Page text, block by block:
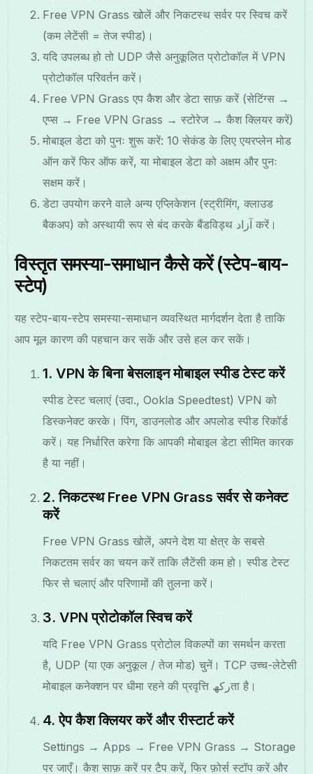
Free VPN Grass खोलें और निकटस्थ सर्वर पर स्विच करें
(कम लेटेंसी = तेज स्पीड)।
यदि उपलब्ध हो तो UDP जैसे अनुकूलित प्रोटोकॉल में VPN
प्रोटोकॉल परिवर्तन करें।
Free VPN Grass एप कैश और डेटा साफ़ करें (सेटिंग्स →
एप्स → Free VPN Grass → स्टोरेज → कैश क्लियर करें)
मोबाइल डेटा को पुनः शुरू करें: 10 सेकंड के लिए एयरप्लेन मोड
ऑन करें फिर ऑफ करें, या मोबाइल डेटा को अक्षम और पुनः
सक्षम करें।
डेटा उपयोग करने वाले अन्य एप्लिकेशन (स्ट्रीमिंग, क्लाउड
बैकअप) को अस्थायी रूप से बंद करके बैंडविड्थ آزاد करें।
विस्तृत समस्या-समाधान कैसे करें (स्टेप-बाय-
स्टेप)
यह स्टेप-बाय-स्टेप समस्या-समाधान व्यवस्थित मार्गदर्शन देता है ताकि
आप मूल कारण की पहचान कर सकें और उसे हल कर सकें।
1. VPN के बिना बेसलाइन मोबाइल स्पीड टेस्ट करें
स्पीड टेस्ट चलाएं (उदा., Ookla Speedtest) VPN को
डिस्कनेक्ट करके। पिंग, डाउनलोड और अपलोड स्पीड रिकॉर्ड
करें। यह निर्धारित करेगा कि आपकी मोबाइल डेटा सीमित कारक
है या नहीं।
2. निकटस्थ Free VPN Grass सर्वर से कनेक्ट
करें
Free VPN Grass खोलें, अपने देश या क्षेत्र के सबसे
निकटतम सर्वर का चयन करें ताकि लैटेंसी कम हो। स्पीड टेस्ट
फिर से चलाएं और परिणामों की तुलना करें।
3. VPN प्रोटोकॉल स्विच करें
यदि Free VPN Grass प्रोटोल विकल्पों का समर्थन करता
है, UDP (या एक अनुकूल / तेज मोड) चुनें। TCP उच्च-लेटेसी
मोबाइल कनेक्शन पर धीमा रहने की प्रवृत्ति رکھता है।
4. ऐप कैश क्लियर करें और रीस्टार्ट करें
Settings → Apps → Free VPN Grass → Storage
पर जाएँ। कैश साफ़ करें पर टैप करें, फिर फ़ोर्स स्टॉप करें और